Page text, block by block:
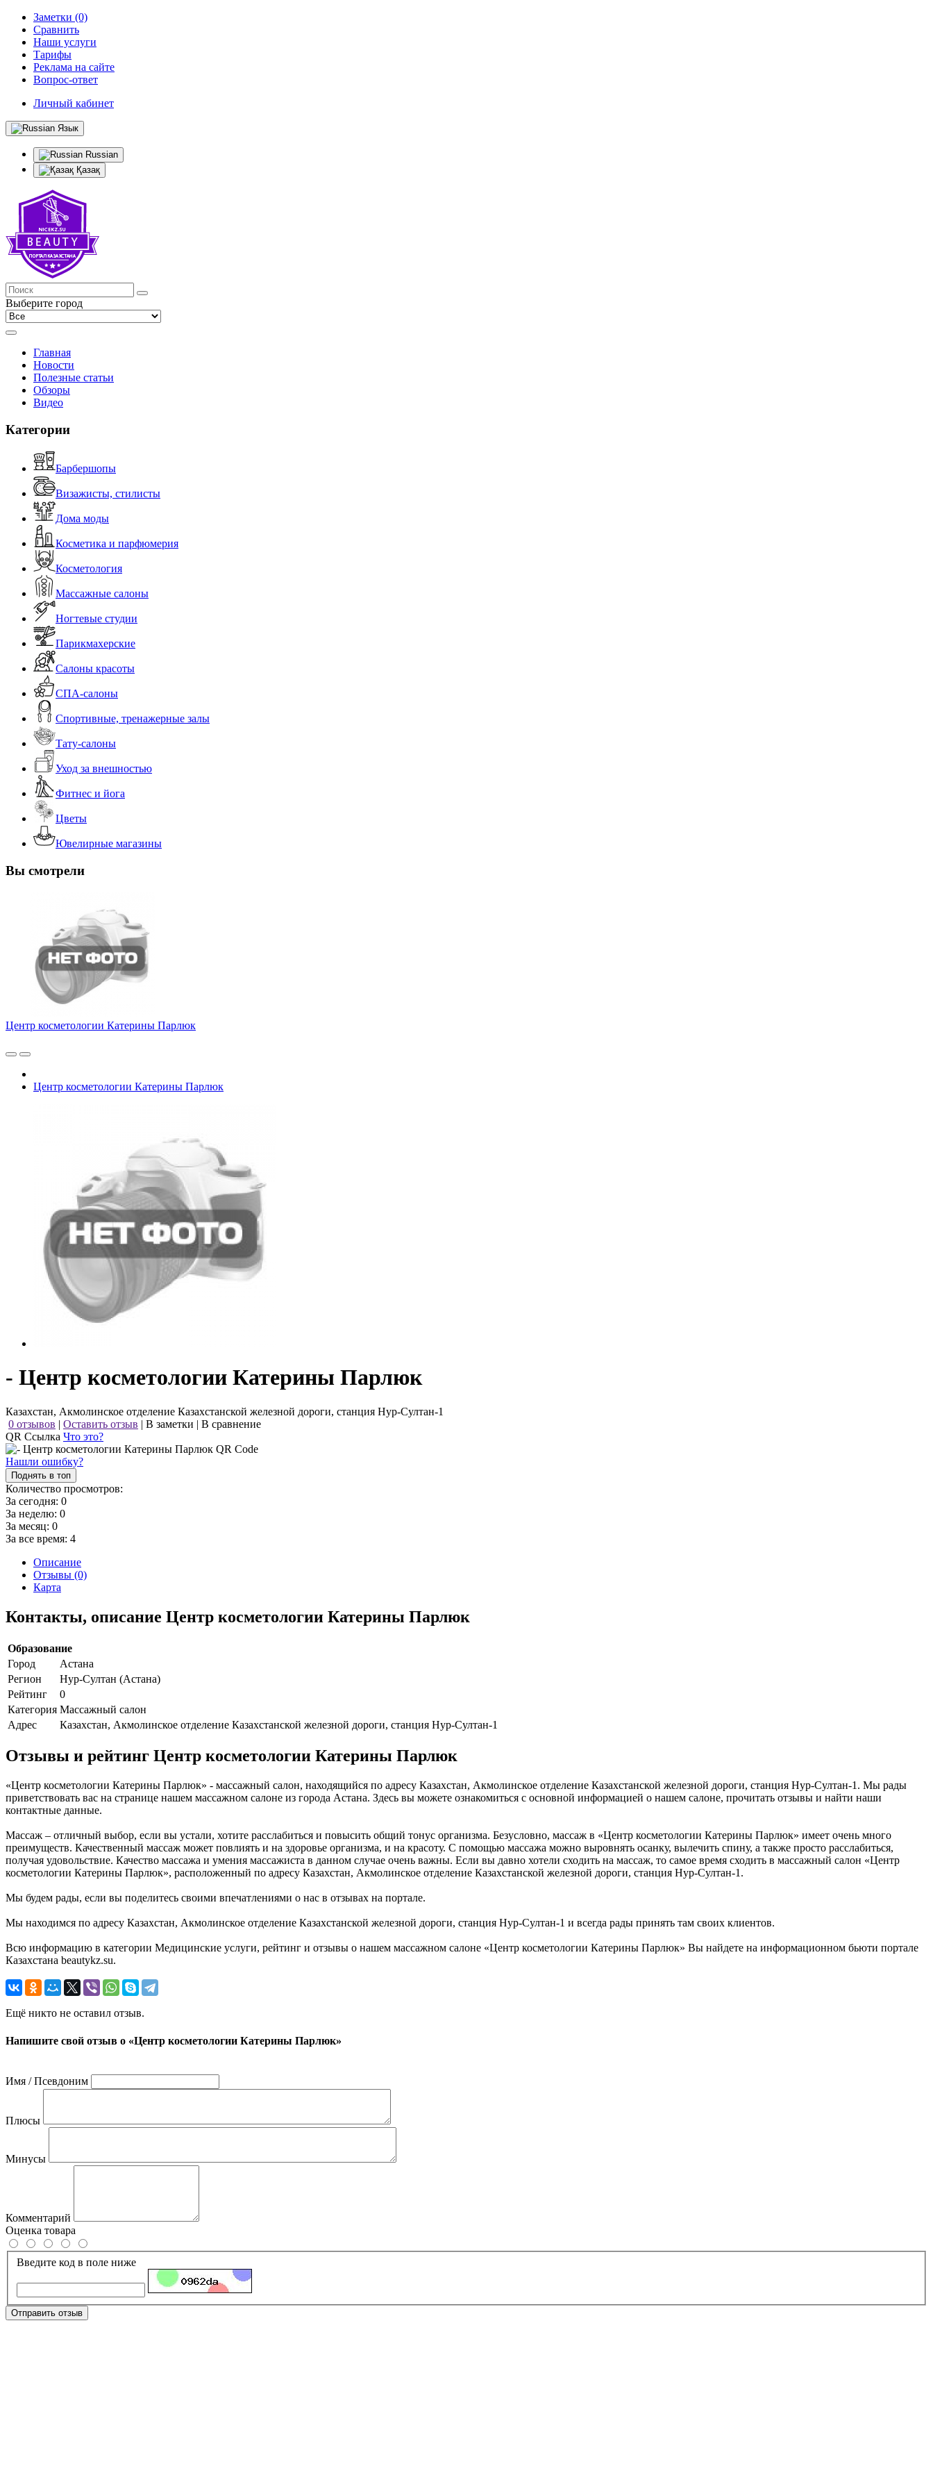
Заметки (0)
Сравнить
Наши услуги
Тарифы
Реклама на сайте
Вопрос-ответ
Личный кабинет
Язык
Russian
Қазақ
Выберите город
Главная
Новости
Полезные статьи
Обзоры
Видео
Категории
Барбершопы
Визажисты, стилисты
Дома моды
Косметика и парфюмерия
Косметология
Массажные салоны
Ногтевые студии
Парикмахерские
Салоны красоты
СПА-салоны
Спортивные, тренажерные залы
Тату-салоны
Уход за внешностью
Фитнес и йога
Цветы
Ювелирные магазины
Вы смотрели
Центр косметологии Катерины Парлюк
Центр косметологии Катерины Парлюк
- Центр косметологии Катерины Парлюк
Казахстан, Акмолинское отделение Казахстанской железной дороги, станция Нур-Султан-1
0 отзывов | Оставить отзыв | В заметки | В сравнение
QR Ссылка Что это?
Нашли ошибку?
Поднять в топ
Количество просмотров:
За сегодня: 0
За неделю: 0
За месяц: 0
За все время: 4
Описание
Отзывы (0)
Карта
Контакты, описание Центр косметологии Катерины Парлюк
Образование
Город
Астана
Регион
Нур-Султан (Астана)
Рейтинг
0
Категория Массажный салон
Адрес
Казахстан, Акмолинское отделение Казахстанской железной дороги, станция Нур-Султан-1
Отзывы и рейтинг Центр косметологии Катерины Парлюк
«Центр косметологии Катерины Парлюк» - массажный салон, находящийся по адресу Казахстан, Акмолинское отделение Казахстанской железной дороги, станция Нур-Султан-1. Мы рады
приветствовать вас на странице нашем массажном салоне из города Астана. Здесь вы можете ознакомиться с основной информацией о нашем салоне, прочитать отзывы и найти наши
контактные данные.
Массаж – отличный выбор, если вы устали, хотите расслабиться и повысить общий тонус организма. Безусловно, массаж в «Центр косметологии Катерины Парлюк» имеет очень много
преимуществ. Качественный массаж может повлиять и на здоровье организма, и на красоту. С помощью массажа можно выровнять осанку, вылечить спину, а также просто расслабиться,
получая удовольствие. Качество массажа и умения массажиста в данном случае очень важны. Если вы давно хотели сходить на массаж, то самое время сходить в массажный салон «Центр
косметологии Катерины Парлюк», расположенный по адресу Казахстан, Акмолинское отделение Казахстанской железной дороги, станция Нур-Султан-1.
Мы будем рады, если вы поделитесь своими впечатлениями о нас в отзывах на портале.
Мы находимся по адресу Казахстан, Акмолинское отделение Казахстанской железной дороги, станция Нур-Султан-1 и всегда рады принять там своих клиентов.
Всю информацию в категории Медицинские услуги, рейтинг и отзывы о нашем массажном салоне «Центр косметологии Катерины Парлюк» Вы найдете на информационном бьюти портале
Казахстана beautykz.su.
Ещё никто не оставил отзыв.
Напишите свой отзыв о «Центр косметологии Катерины Парлюк»
Имя / Псевдоним
Плюсы
Минусы
Комментарий
Оценка товара
Введите код в поле ниже
Отправить отзыв